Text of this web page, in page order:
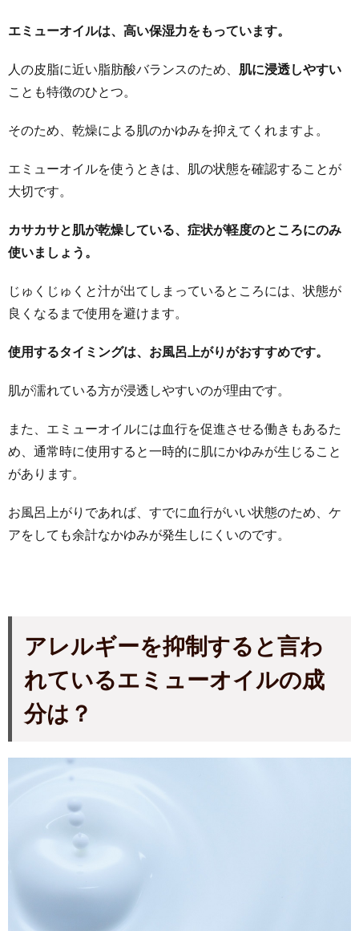
エミューオイルは、高い保湿力をもっています。
人の皮脂に近い脂肪酸バランスのため、
肌に浸透しやすい
ことも特徴のひとつ。
そのため、乾燥による肌のかゆみを抑えてくれますよ。
エミューオイルを使うときは、肌の状態を確認することが
大切です。
カサカサと肌が乾燥している、症状が軽度のところにのみ
使いましょう。
じゅくじゅくと汁が出てしまっているところには、状態が
良くなるまで使用を避けます。
使用するタイミングは、お風呂上がりがおすすめです。
肌が濡れている方が浸透しやすいのが理由です。
また、エミューオイルには血行を促進させる働きもあるた
め、通常時に使用すると一時的に肌にかゆみが生じること
があります。
お風呂上がりであれば、すでに血行がいい状態のため、ケ
アをしても余計なかゆみが発生しにくいのです。
アレルギーを抑制すると言わ
れているエミューオイルの成
分は？